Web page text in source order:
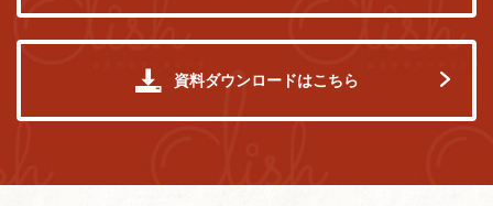
資料ダウンロードはこちら